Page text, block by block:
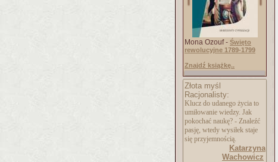
Mona Ozouf - Święto
rewolucyjne 1789-1799
Znajdź książkę..
Złota myśl
Racjonalisty:
Klucz do udanego życia to
umiłowanie wiedzy. Jak
pokochać naukę? - Znaleźć
pasję, wtedy wysiłek staje
się przyjemnością.
Katarzyna
Wachowicz